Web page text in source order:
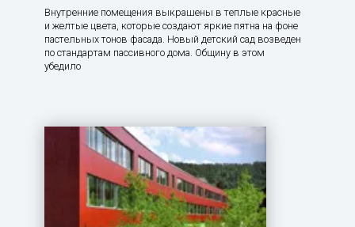
Внутренние помещения выкрашены в теплые красные
и желтые цвета, которые создают яркие пятна на фоне
пастельных тонов фасада. Новый детский сад возведен
по стандартам пассивного дома. Общину в этом
убедило